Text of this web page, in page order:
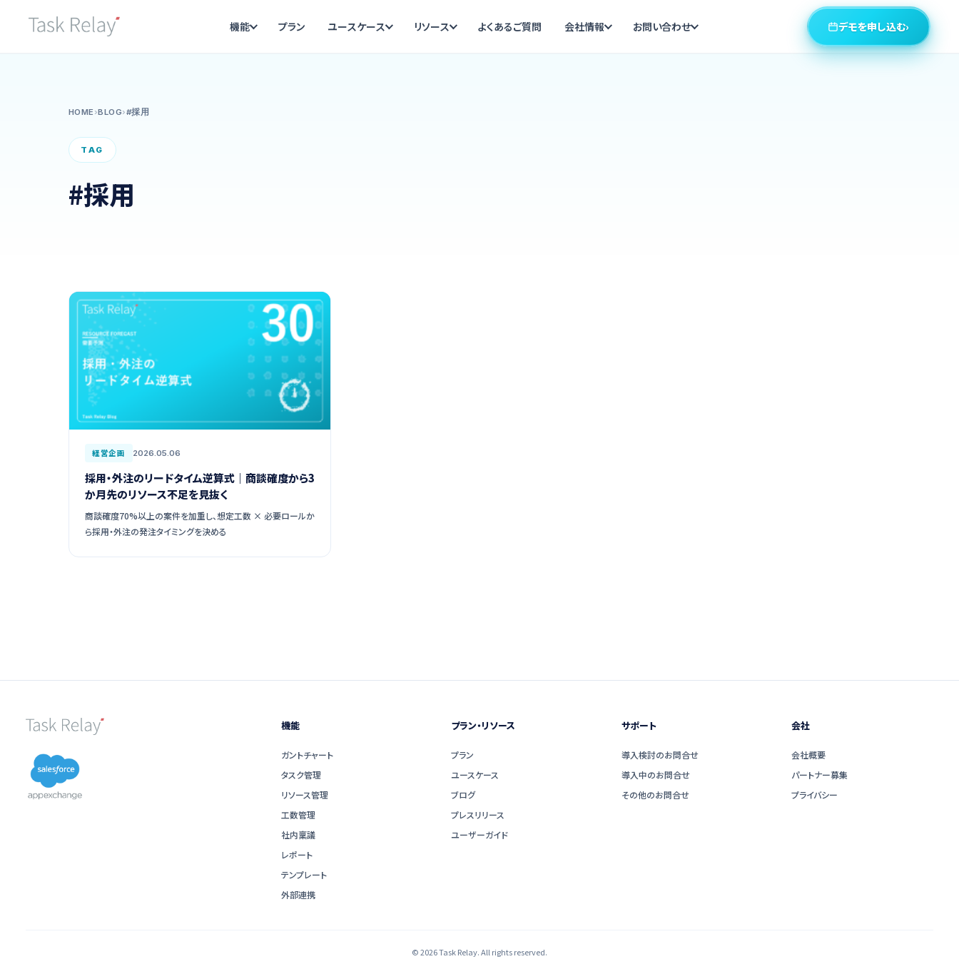
機能 プラン ユースケース リソース よくあるご質問 会社情報 お問い合わせ デモを申し込む›
HOME ›BLOG›#採用
TAG
#採用
経営企画 2026.05.06
採用・外注のリードタイム逆算式｜商談確度から3
か月先のリソース不足を見抜く
商談確度70%以上の案件を加重し、想定工数 × 必要ロールか
ら採用・外注の発注タイミングを決める
機能
ガントチャート
タスク管理
リソース管理
工数管理
社内稟議
レポート
テンプレート
外部連携
プラン・リソース
プラン
ユースケース
ブログ
プレスリリース
ユーザーガイド
サポート
導入検討のお問合せ
導入中のお問合せ
その他のお問合せ
会社
会社概要
パートナー募集
プライバシー
© 2026 Task Relay. All rights reserved.